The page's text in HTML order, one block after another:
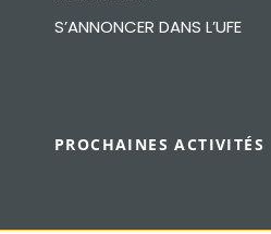
S’ANNONCER DANS L’UFE
PROCHAINES ACTIVITÉS